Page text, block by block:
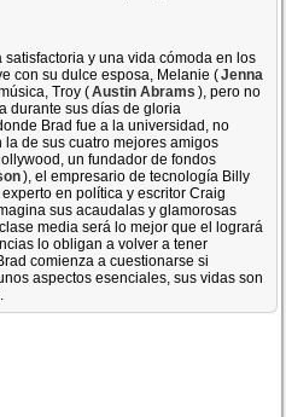
satisfactoria y una vida cómoda en los
con su dulce esposa, Melanie (Jenna
Troy (Austin Abrams ), pero no
durante sus días de gloria
Brad fue a la universidad, no
de sus cuatro mejores amigos
un fundador de fondos
), el empresario de tecnología Billy
experto en política y escritor Craig
sus acaudalas y glamorosas
media será lo mejor que el logrará
lo obligan a volver a tener
comienza a cuestionarse si
aspectos esenciales, sus vidas son